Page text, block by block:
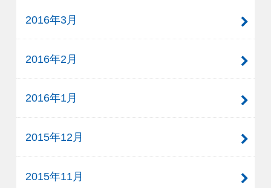
2016年3月
2016年2月
2016年1月
2015年12月
2015年11月